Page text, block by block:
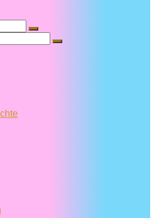
Suche
Suche